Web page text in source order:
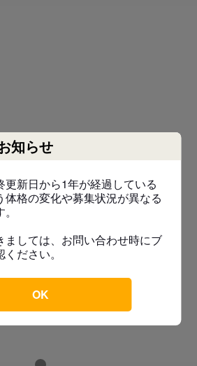
知らせ
更新日から1年が経過している
体格の変化や募集状況が異なる
ましては、お問い合わせ時にブ
ださい。
OK